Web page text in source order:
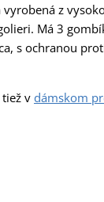
z
Má 3
s ochranou
v dámskom